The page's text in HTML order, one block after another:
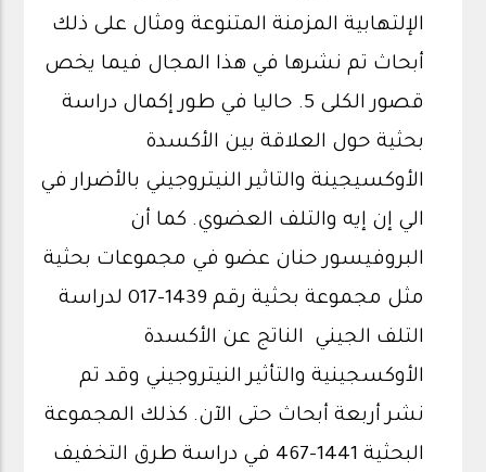
الإلتهابية المزمنة المتنوعة ومثال على ذلك
أبحاث تم نشرها في هذا المجال فيما يخص
قصور الكلى 5. حاليا في طور إكمال دراسة
بحثية حول العلاقة بين الأكسدة
الأوكسيجينة والتاثير النيتروجيني بالأضرار في
الي إن إيه والتلف العضوي. كما أن
البروفيسور حنان عضو في مجموعات بحثية
مثل مجموعة بحثية رقم 1439-017 لدراسة
التلف الجيني الناتج عن الأكسدة
الأوكسجينية والتأثير النيتروجيني وقد تم
نشر أربعة أبحاث حتى الآن. كذلك المجموعة
البحثية 1441-467 في دراسة طرق التخفيف